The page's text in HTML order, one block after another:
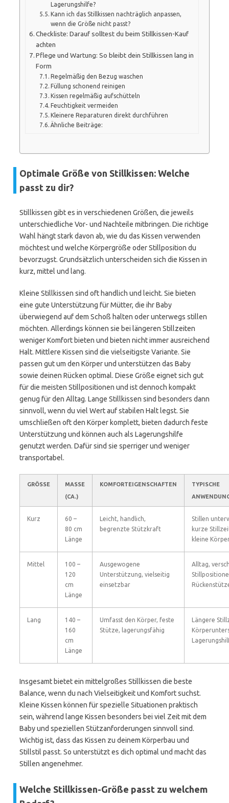
Lagerungshilfe?
Kann ich das Stillkissen nachträglich anpassen,
wenn die Größe nicht passt?
Checkliste: Darauf solltest du beim Stillkissen-Kauf
achten
Pflege und Wartung: So bleibt dein Stillkissen lang in
Form
Regelmäßig den Bezug waschen
Füllung schonend reinigen
Kissen regelmäßig aufschütteln
Feuchtigkeit vermeiden
Kleinere Reparaturen direkt durchführen
Ähnliche Beiträge:
Optimale Größe von Stillkissen: Welche
passt zu dir?
Stillkissen gibt es in verschiedenen Größen, die jeweils
unterschiedliche Vor- und Nachteile mitbringen. Die richtige
Wahl hängt stark davon ab, wie du das Kissen verwenden
möchtest und welche Körpergröße oder Stillposition du
bevorzugst. Grundsätzlich unterscheiden sich die Kissen in
kurz, mittel und lang.
Kleine Stillkissen sind oft handlich und leicht. Sie bieten
eine gute Unterstützung für Mütter, die ihr Baby
überwiegend auf dem Schoß halten oder unterwegs stillen
möchten. Allerdings können sie bei längeren Stillzeiten
weniger Komfort bieten und bieten nicht immer ausreichend
Halt. Mittlere Kissen sind die vielseitigste Variante. Sie
passen gut um den Körper und unterstützen das Baby
sowie deinen Rücken optimal. Diese Größe eignet sich gut
für die meisten Stillpositionen und ist dennoch kompakt
genug für den Alltag. Lange Stillkissen sind besonders dann
sinnvoll, wenn du viel Wert auf stabilen Halt legst. Sie
umschließen oft den Körper komplett, bieten dadurch feste
Unterstützung und können auch als Lagerungshilfe
genutzt werden. Dafür sind sie sperriger und weniger
transportabel.
GRÖSSE
MASSE (
CA.)
KOMFORTEIGENSCHAFTEN
TYPISCHE
Kurz
60 –
80 cm
Länge
Leicht, handlich,
begrenzte Stützkraft
Stillen
kurze
kleine
Mittel
100 –
120
cm
Länge
Ausgewogene
Unterstützung, vielseitig
einsetzbar
Alltag,
Lang
140 –
160
cm
Länge
Umfasst den Körper, feste
Stütze, lagerungsfähig
Längere
Insgesamt bietet ein mittelgroßes Stillkissen die beste
Balance, wenn du nach Vielseitigkeit und Komfort suchst.
Kleine Kissen können für spezielle Situationen praktisch
sein, während lange Kissen besonders bei viel Zeit mit dem
Baby und speziellen Stützanforderungen sinnvoll sind.
Wichtig ist, dass das Kissen zu deinem Körperbau und
Stillstil passt. So unterstützt es dich optimal und macht das
Stillen angenehmer.
Welche Stillkissen-Größe passt zu welchem